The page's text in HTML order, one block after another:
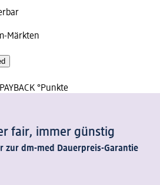
Märkten
°Punkte
fair,­ immer günstig
zur dm-med Dauerpreis-Garantie